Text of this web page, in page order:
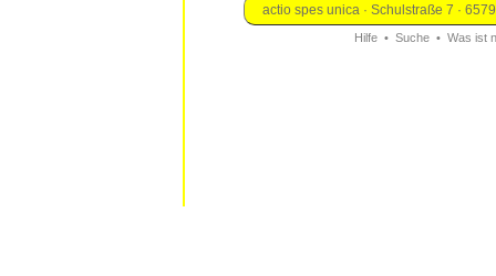
actio spes unica · Schulstraße 7 ·
Hilfe • Suche • Was ist